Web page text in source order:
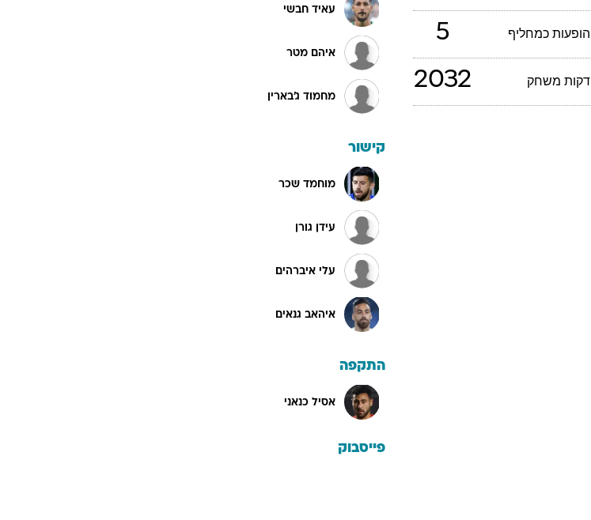
הופעות כמחליף 5
דקות משחק 2032
עאיד חבשי
איהם מטר
מחמוד ג'בארין
קישור
מוחמד שכר
עידן גורן
עלי איברהים
איהאב גנאים
התקפה
אסיל כנאני
פייסבוק